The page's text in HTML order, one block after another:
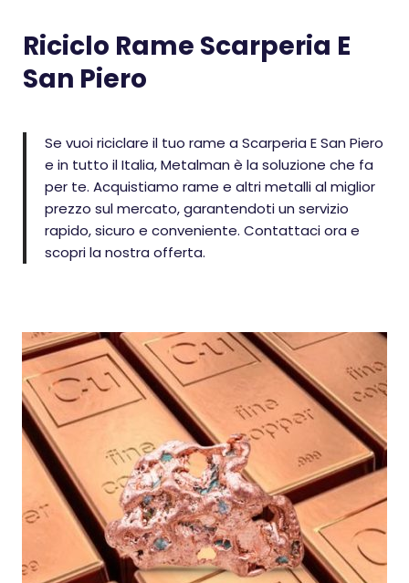
Riciclo Rame Scarperia E
San Piero
Se vuoi riciclare il tuo rame a Scarperia E San Piero
e in tutto il Italia, Metalman è la soluzione che fa
per te. Acquistiamo rame e altri metalli al miglior
prezzo sul mercato, garantendoti un servizio
rapido, sicuro e conveniente. Contattaci ora e
scopri la nostra offerta.